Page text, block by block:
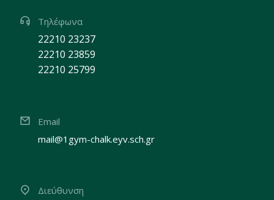
Τηλέφωνα
22210 23237
22210 23859
22210 25799
Email
mail@1gym-chalk.eyv.sch.gr
Διεύθυνση